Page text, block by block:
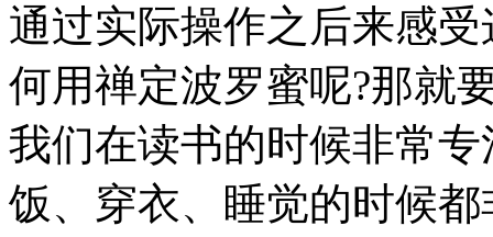
通过实际操作之后来感
何用禅定波罗蜜呢?那就
我们在读书的时候非常
饭、穿衣、睡觉的时候